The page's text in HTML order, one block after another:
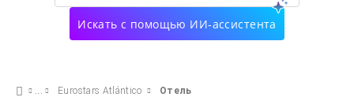
Искать с помощью ИИ-ассистента
Eurostars Atlántico Отель